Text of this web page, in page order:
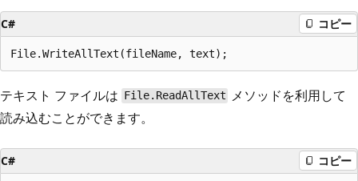
C# コピー
テキスト ファイルは File.ReadAllText メソッドを利用して
読み込むことができます。
C# コピー